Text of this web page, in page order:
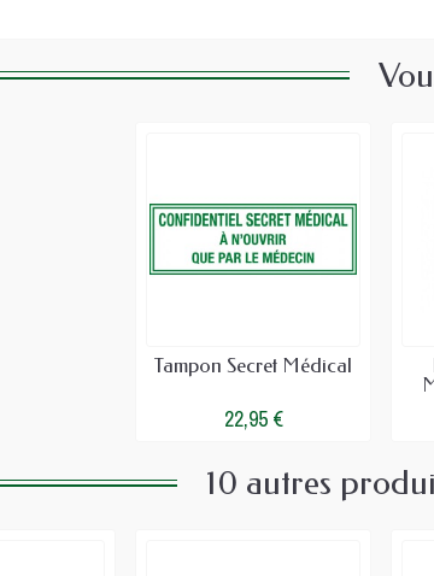
Tampon Secret Médical
22,95 €
10 autres